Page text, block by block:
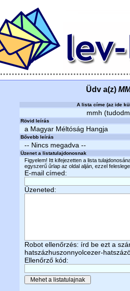
Üdv a(z)
A lista címe (az ide
mmh
Rövid leírás
a Magyar Méltóság Hangja
Bővebb leírás
-- Nincs megadva --
Üzenet a listatulajdonosnak
Figyelem! Itt kifejezetten a lista
egyszerű űrlap az oldal alján, ezzel
E-mail címed:
Üzeneted:
Robot ellenőrzés: írd be ezt a
hatszázhuszonnyolcezer-
Ellenőrző kód: